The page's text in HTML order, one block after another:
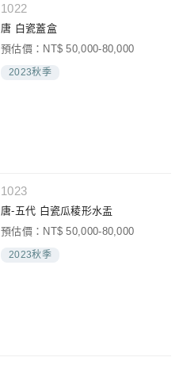
1022
唐 白瓷蓋盒
預估價：NT$ 50,000-80,000
2023秋季
1023
唐-五代 白瓷瓜稜形水盂
預估價：NT$ 50,000-80,000
2023秋季